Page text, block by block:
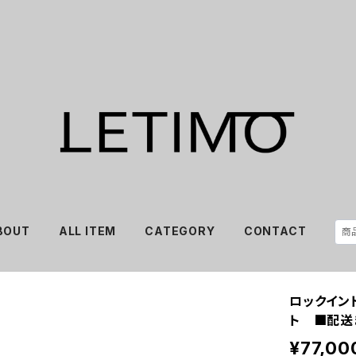
ALL ITEM CATEGORY CONTACT
ロックイ
ト ■配送